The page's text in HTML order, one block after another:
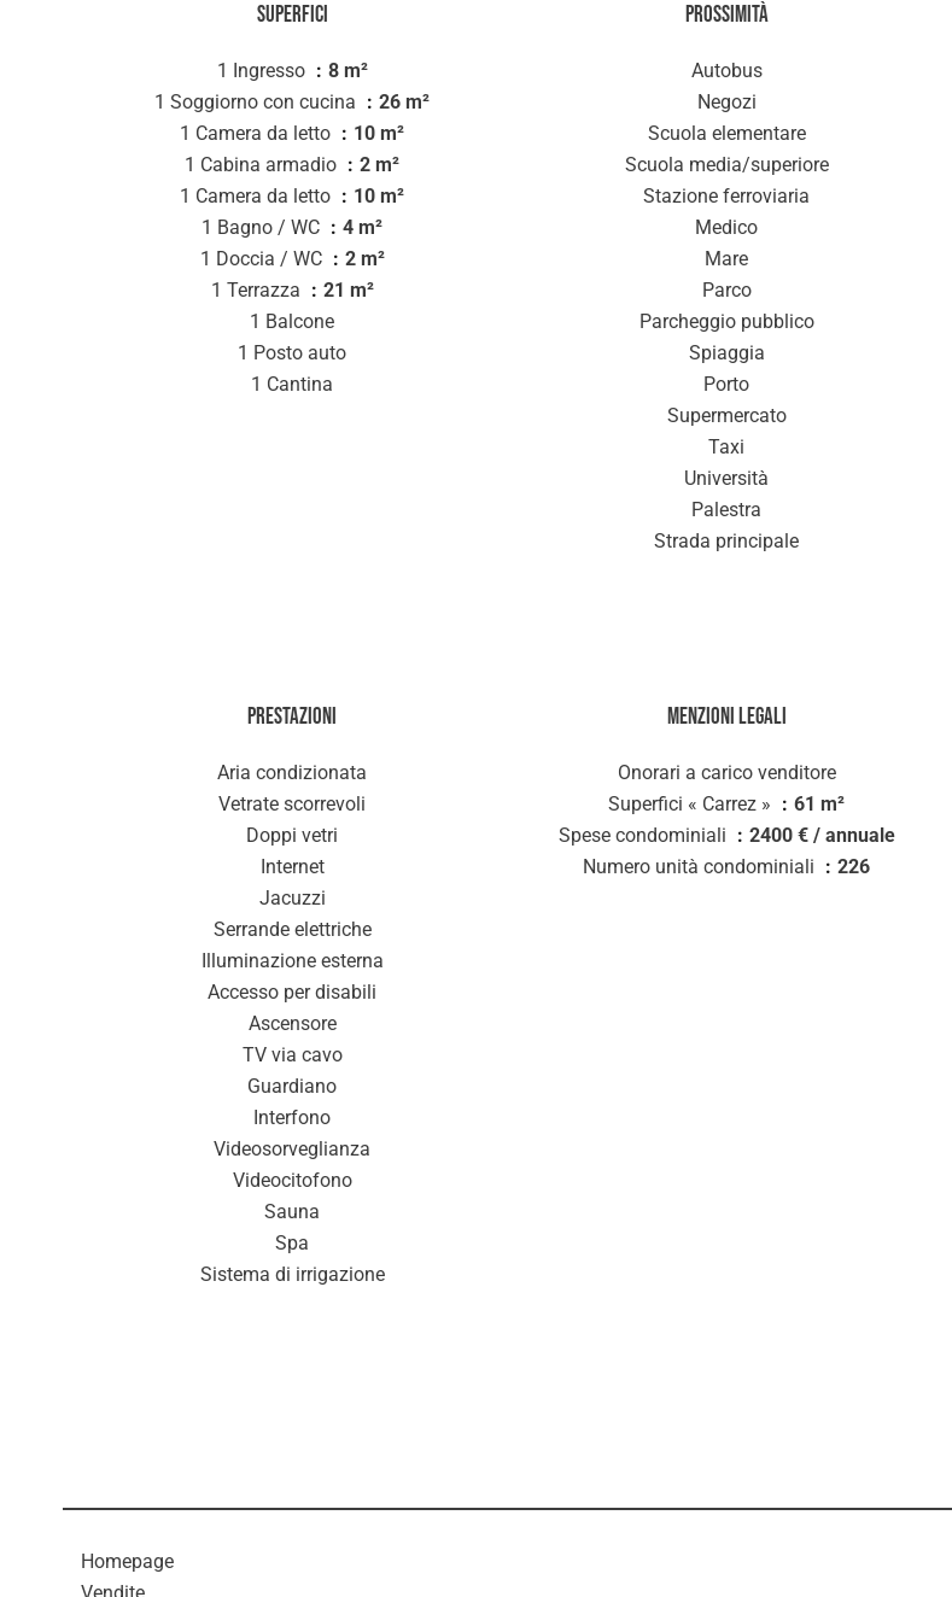
Superfici
1 Ingresso
8 m²
1 Soggiorno con cucina
26 m²
1 Camera da letto
10 m²
1 Cabina armadio
2 m²
1 Camera da letto
10 m²
1 Bagno / WC
4 m²
1 Doccia / WC
2 m²
1 Terrazza
21 m²
1 Balcone
1 Posto auto
1 Cantina
Prossimità
Autobus
Negozi
Scuola elementare
Scuola media/superiore
Stazione ferroviaria
Medico
Mare
Parco
Parcheggio pubblico
Spiaggia
Porto
Supermercato
Taxi
Università
Palestra
Strada principale
Prestazioni
Aria condizionata
Vetrate scorrevoli
Doppi vetri
Internet
Jacuzzi
Serrande elettriche
Illuminazione esterna
Accesso per disabili
Ascensore
TV via cavo
Guardiano
Interfono
Videosorveglianza
Videocitofono
Sauna
Spa
Sistema di irrigazione
Menzioni legali
Onorari a carico venditore
Superfici « Carrez »
61 m²
Spese condominiali
2400 € / annuale
Numero unità condominiali
226
Homepage